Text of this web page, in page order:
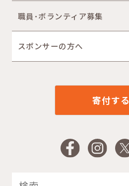
職員･ボランティア募集
スポンサーの方へ
寄付する
FacebookInstagram
X